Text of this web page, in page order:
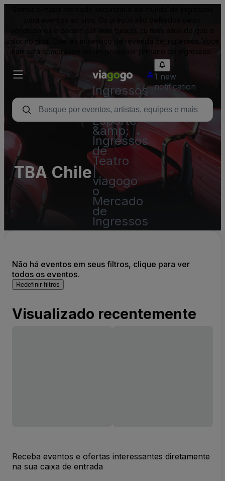
valor nominal. Este é um serviço de revenda de ingressos. Você
não está comprando de um provedor primário de ingressos.
Ingressos
-
Show,
Esporte
&amp;
Ingressos
de
Teatro
|
viagogo
o
Mercado
de
Ingressos
1 new
notification
TBA Chile
Não há eventos em seus filtros, clique para ver
todos os eventos.
Redefinir filtros
Visualizado recentemente
Receba eventos e ofertas interessantes diretamente
na sua caixa de entrada